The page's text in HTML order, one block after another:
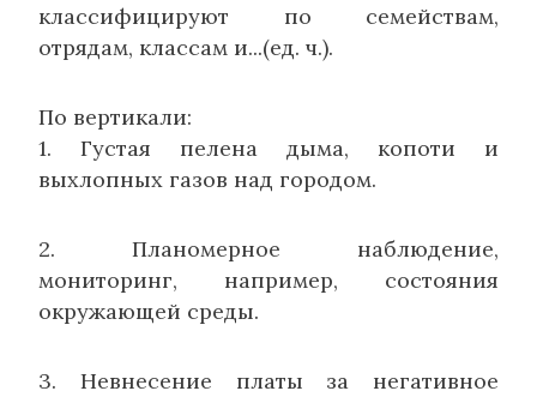
классифицируют по семействам,
отрядам, классам и...(ед. ч.).
По вертикали:
1. Густая пелена дыма, копоти и
выхлопных газов над городом.
2. Планомерное наблюдение,
мониторинг, например, состояния
окружающей среды.
3. Невнесение платы за негативное